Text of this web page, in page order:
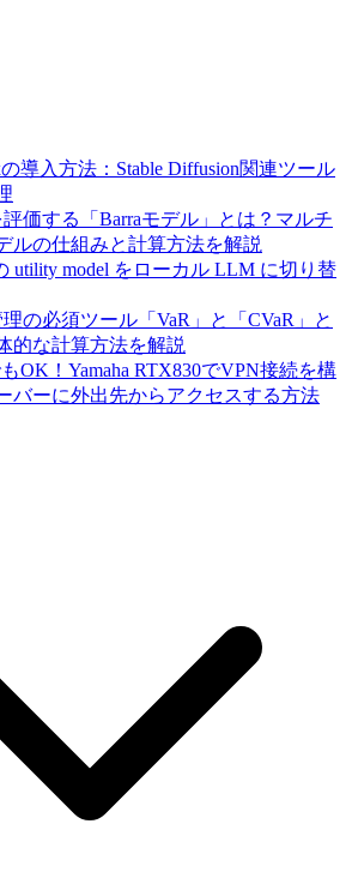
導入方法：Stable Diffusion関連ツール
価する「Barraモデル」とは？マルチ
ルの仕組みと計算方法を解説
utility model をローカル LLM に切り替
の必須ツール「VaR」と「CVaR」と
的な計算方法を解説
OK！Yamaha RTX830でVPN接続を構
バーに外出先からアクセスする方法